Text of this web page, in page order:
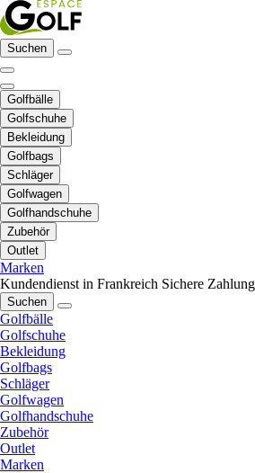
Suchen
Golfbälle
Golfschuhe
Bekleidung
Golfbags
Schläger
Golfwagen
Golfhandschuhe
Zubehör
Outlet
Marken
Kundendienst in Frankreich Sichere Zahlung
Suchen
Golfbälle
Golfschuhe
Bekleidung
Golfbags
Schläger
Golfwagen
Golfhandschuhe
Zubehör
Outlet
Marken